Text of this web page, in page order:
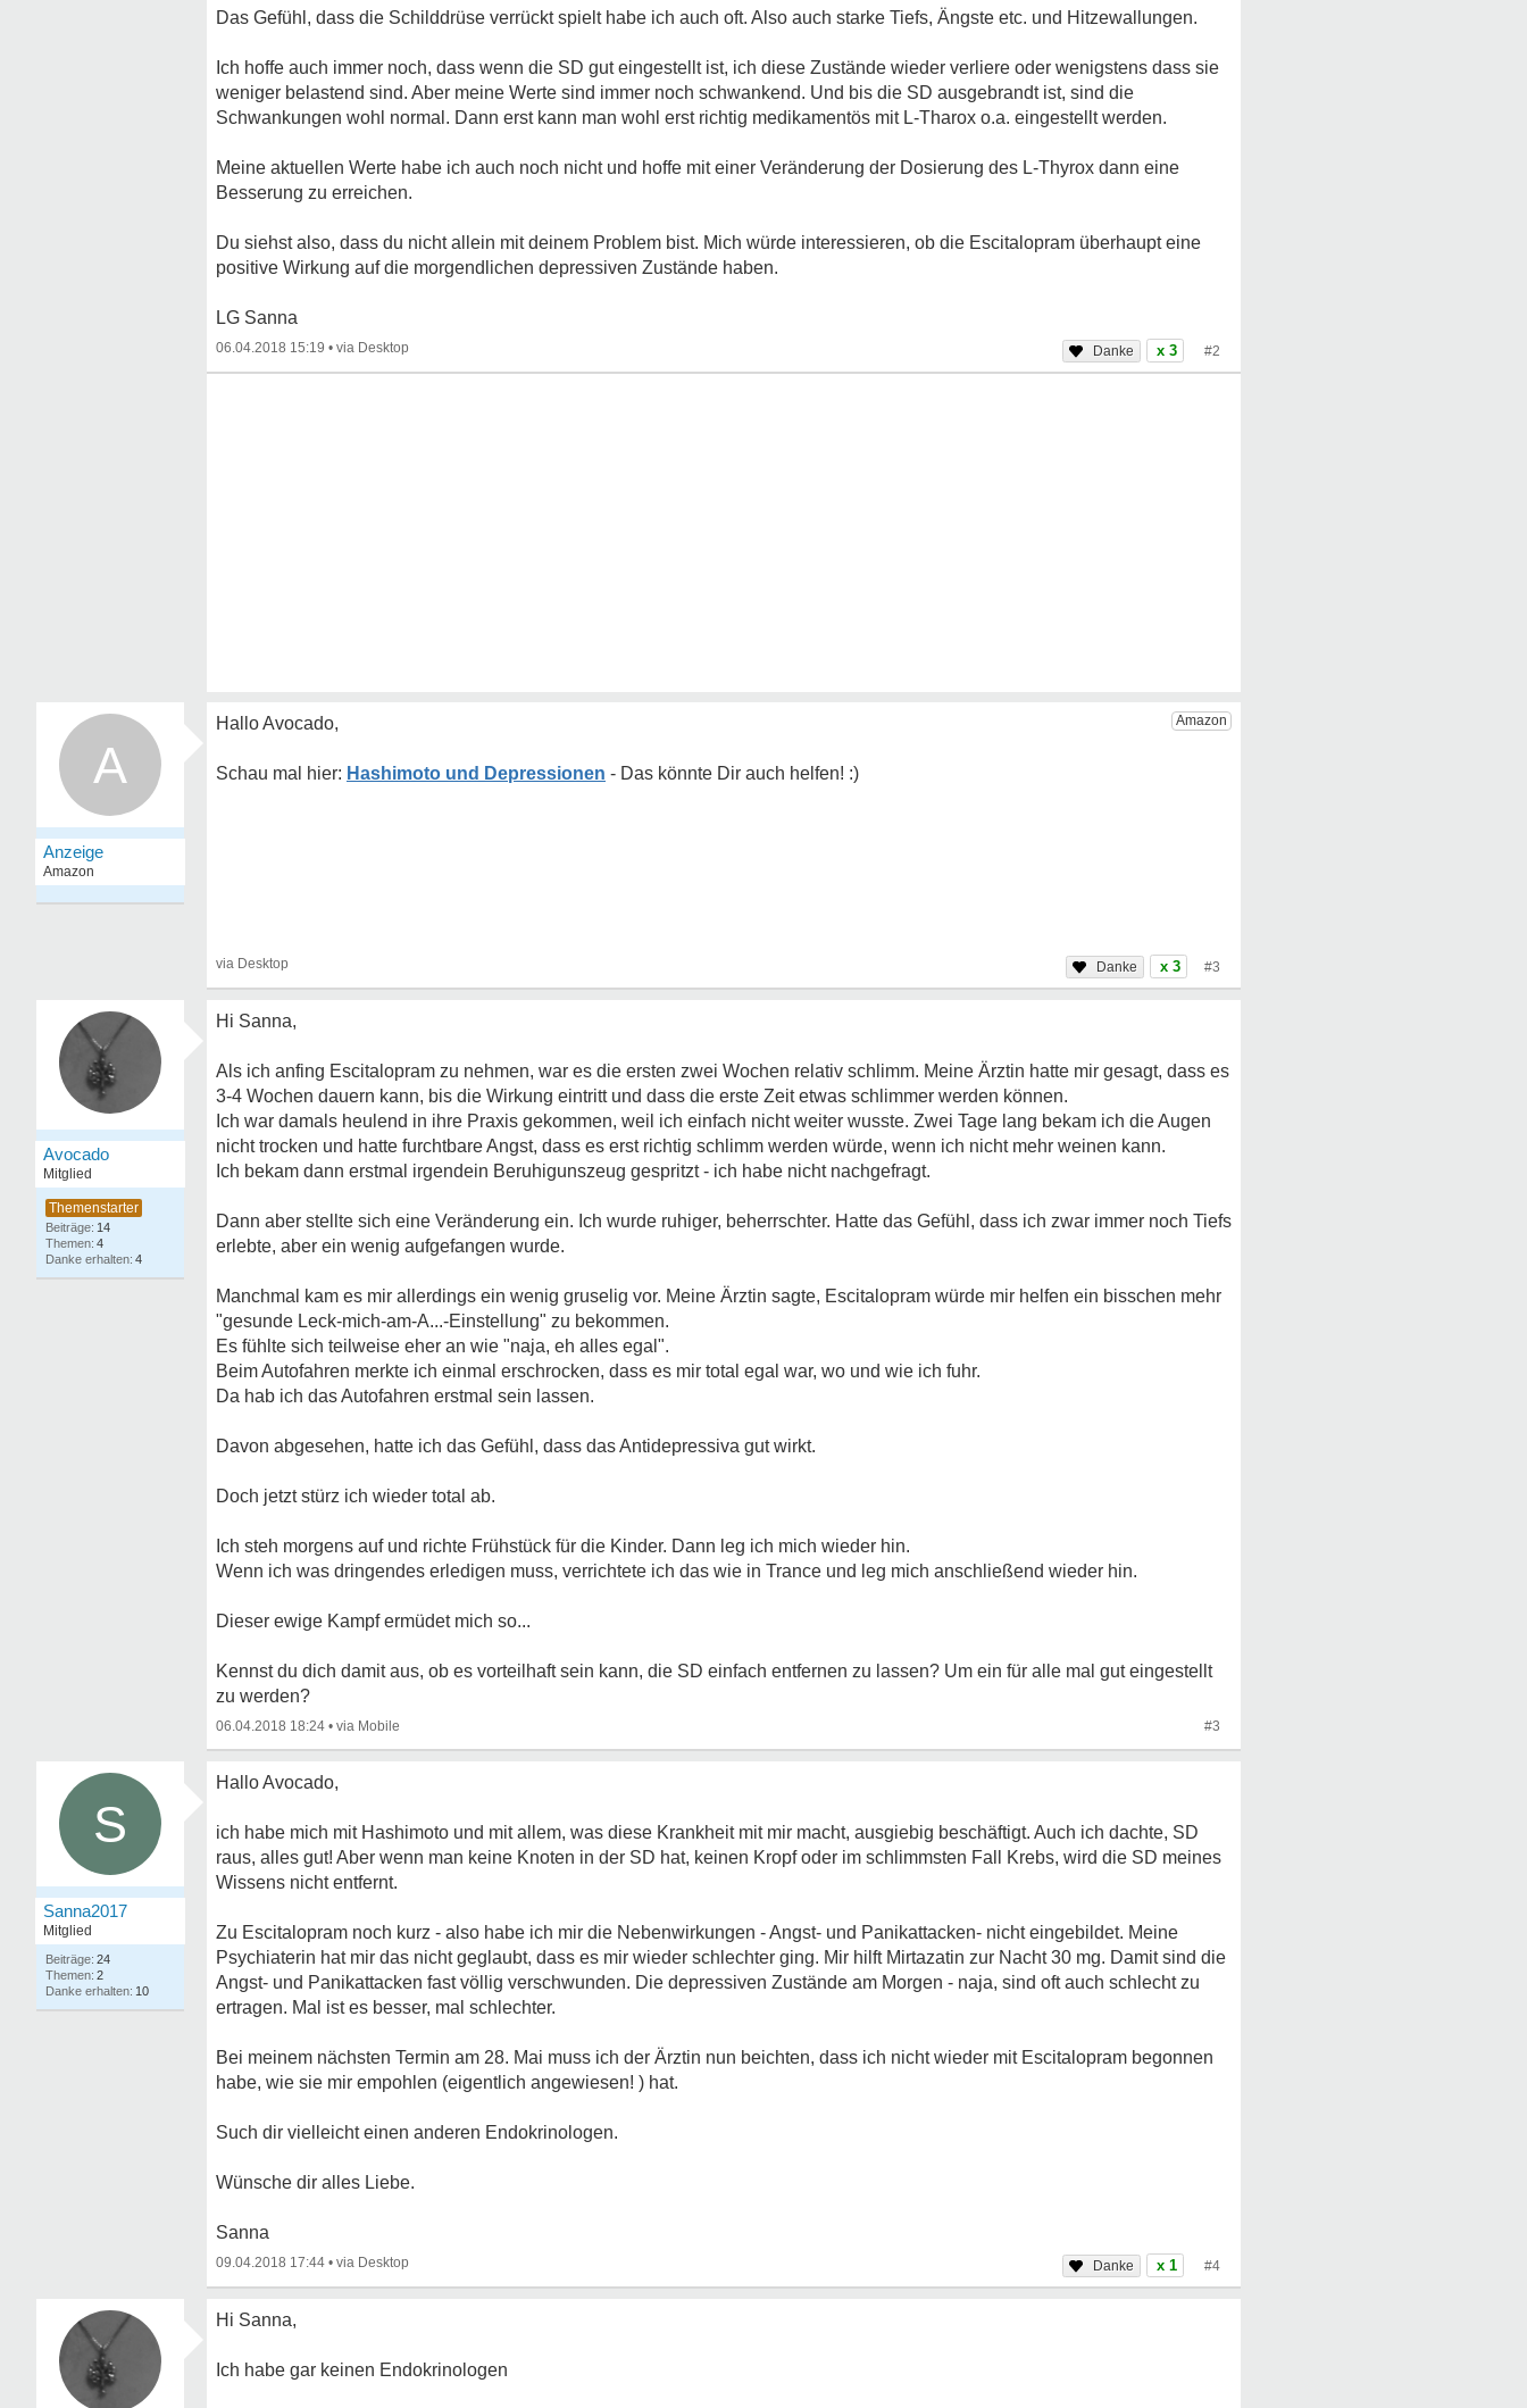
Das Gefühl, dass die Schilddrüse verrückt spielt habe ich auch oft. Also auch starke Tiefs, Ängste etc. und Hitzewallungen.
Ich hoffe auch immer noch, dass wenn die SD gut eingestellt ist, ich diese Zustände wieder verliere oder wenigstens dass sie
weniger belastend sind. Aber meine Werte sind immer noch schwankend. Und bis die SD ausgebrandt ist, sind die
Schwankungen wohl normal. Dann erst kann man wohl erst richtig medikamentös mit L-Tharox o.a. eingestellt werden.
Meine aktuellen Werte habe ich auch noch nicht und hoffe mit einer Veränderung der Dosierung des L-Thyrox dann eine
Besserung zu erreichen.
Du siehst also, dass du nicht allein mit deinem Problem bist. Mich würde interessieren, ob die Escitalopram überhaupt eine
positive Wirkung auf die morgendlichen depressiven Zustände haben.
LG Sanna
06.04.2018 15:19 • x 3 #2
A
Hallo Avocado,
Hashimoto und Depressionen
x 3 #3
Avocado
Mitglied
14
4
4
Hi Sanna,
Als ich anfing Escitalopram zu nehmen, war es die ersten zwei Wochen relativ schlimm. Meine Ärztin hatte mir gesagt, dass es
3-4 Wochen dauern kann, bis die Wirkung eintritt und dass die erste Zeit etwas schlimmer werden können.
Ich war damals heulend in ihre Praxis gekommen, weil ich einfach nicht weiter wusste. Zwei Tage lang bekam ich die Augen
nicht trocken und hatte furchtbare Angst, dass es erst richtig schlimm werden würde, wenn ich nicht mehr weinen kann.
Ich bekam dann erstmal irgendein Beruhigunszeug gespritzt - ich habe nicht nachgefragt.
Dann aber stellte sich eine Veränderung ein. Ich wurde ruhiger, beherrschter. Hatte das Gefühl, dass ich zwar immer noch Tiefs
erlebte, aber ein wenig aufgefangen wurde.
Manchmal kam es mir allerdings ein wenig gruselig vor. Meine Ärztin sagte, Escitalopram würde mir helfen ein bisschen mehr
"gesunde Leck-mich-am-A...-Einstellung" zu bekommen.
Es fühlte sich teilweise eher an wie "naja, eh alles egal".
Beim Autofahren merkte ich einmal erschrocken, dass es mir total egal war, wo und wie ich fuhr.
Da hab ich das Autofahren erstmal sein lassen.
Davon abgesehen, hatte ich das Gefühl, dass das Antidepressiva gut wirkt.
Doch jetzt stürz ich wieder total ab.
Ich steh morgens auf und richte Frühstück für die Kinder. Dann leg ich mich wieder hin.
Wenn ich was dringendes erledigen muss, verrichtete ich das wie in Trance und leg mich anschließend wieder hin.
Dieser ewige Kampf ermüdet mich so...
Kennst du dich damit aus, ob es vorteilhaft sein kann, die SD einfach entfernen zu lassen? Um ein für alle mal gut eingestellt
zu werden?
06.04.2018 18:24 • #3
S
Sanna2017
Mitglied
24
2
10
Hallo Avocado,
ich habe mich mit Hashimoto und mit allem, was diese Krankheit mit mir macht, ausgiebig beschäftigt. Auch ich dachte, SD
raus, alles gut! Aber wenn man keine Knoten in der SD hat, keinen Kropf oder im schlimmsten Fall Krebs, wird die SD meines
Wissens nicht entfernt.
Zu Escitalopram noch kurz - also habe ich mir die Nebenwirkungen - Angst- und Panikattacken- nicht eingebildet. Meine
Psychiaterin hat mir das nicht geglaubt, dass es mir wieder schlechter ging. Mir hilft Mirtazatin zur Nacht 30 mg. Damit sind die
Angst- und Panikattacken fast völlig verschwunden. Die depressiven Zustände am Morgen - naja, sind oft auch schlecht zu
ertragen. Mal ist es besser, mal schlechter.
Bei meinem nächsten Termin am 28. Mai muss ich der Ärztin nun beichten, dass ich nicht wieder mit Escitalopram begonnen
habe, wie sie mir empohlen (eigentlich angewiesen! ) hat.
Such dir vielleicht einen anderen Endokrinologen.
Wünsche dir alles Liebe.
Sanna
09.04.2018 17:44 • x 1 #4
Hi Sanna,
Ich habe gar keinen Endokrinologen